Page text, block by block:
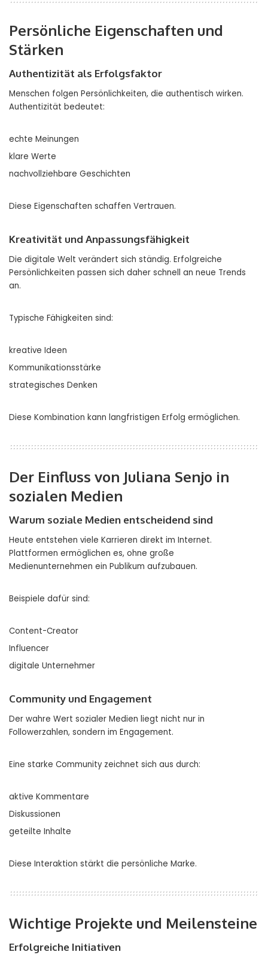
Persönliche Eigenschaften und
Stärken
Authentizität als Erfolgsfaktor
Menschen folgen Persönlichkeiten, die authentisch wirken.
Authentizität bedeutet:
echte Meinungen
klare Werte
nachvollziehbare Geschichten
Diese Eigenschaften schaffen Vertrauen.
Kreativität und Anpassungsfähigkeit
Die digitale Welt verändert sich ständig. Erfolgreiche
Persönlichkeiten passen sich daher schnell an neue Trends
an.
Typische Fähigkeiten sind:
kreative Ideen
Kommunikationsstärke
strategisches Denken
Diese Kombination kann langfristigen Erfolg ermöglichen.
Der Einfluss von Juliana Senjo in
sozialen Medien
Warum soziale Medien entscheidend sind
Heute entstehen viele Karrieren direkt im Internet.
Plattformen ermöglichen es, ohne große
Medienunternehmen ein Publikum aufzubauen.
Beispiele dafür sind:
Content-Creator
Influencer
digitale Unternehmer
Community und Engagement
Der wahre Wert sozialer Medien liegt nicht nur in
Followerzahlen, sondern im Engagement.
Eine starke Community zeichnet sich aus durch:
aktive Kommentare
Diskussionen
geteilte Inhalte
Diese Interaktion stärkt die persönliche Marke.
Wichtige Projekte und Meilensteine
Erfolgreiche Initiativen